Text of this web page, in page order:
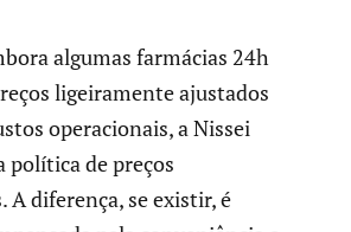
algumas farmácias 24h
ligeiramente ajustados
operacionais, a Nissei
política de preços
diferença, se existir, é